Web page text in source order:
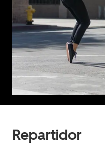
Repartidor